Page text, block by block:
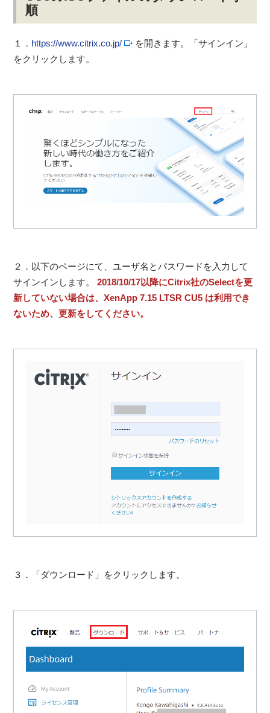
順
１． https://www.citrix.co.jp/
を開きます。「サインイン」
をクリックします。
２．以下のページにて、ユーザ名とパスワードを入力して
サインインします。
2018/10/17以降にCitrix社のSelectを更
新していない場合は、XenApp 7.15 LTSR CU5 は利用でき
ないため、更新をしてください。
３．「ダウンロード」をクリックします。